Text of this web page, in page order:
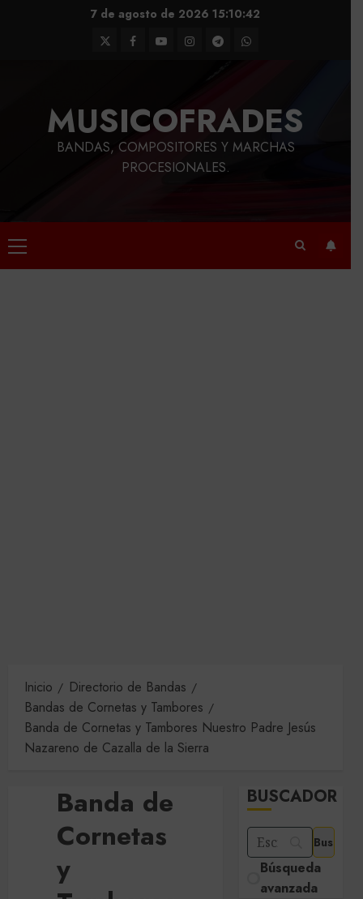
7 de agosto de 2026 15:10:42
TwitterFacebook
YoutubeInstagram
TelegramWhatsApp
MUSICOFRADES
BANDAS, COMPOSITORES Y MARCHAS
PROCESIONALES.
Menú
principal
Inicio
Directorio de Bandas
Bandas de Cornetas y Tambores
Banda de Cornetas y Tambores Nuestro Padre Jesús
Nazareno de Cazalla de la Sierra
Banda de
Cornetas
y
BUSCADOR
Búsqueda
avanzada